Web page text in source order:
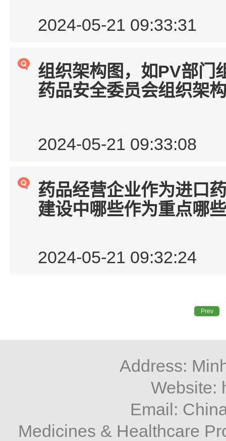
2024-05-21 09:33:31
组织架构图，如PV部门
药品安全委员会组织架
2024-05-21 09:33:08
药品经营企业作为进口
建设中哪些作为重点哪
2024-05-21 09:32:24
Prev
Address:
Website:
Email:
Medicines & Healthcare